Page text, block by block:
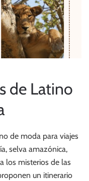
de Latino
de moda para viajes
selva amazónica,
los misterios de las
un itinerario